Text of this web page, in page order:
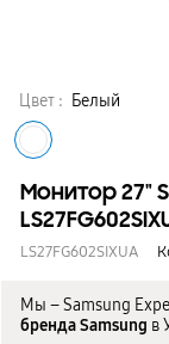
Цвет : Белый
Монитор 27"
LS27FG602SIXUA
Мы – Samsung
бренда Samsung в